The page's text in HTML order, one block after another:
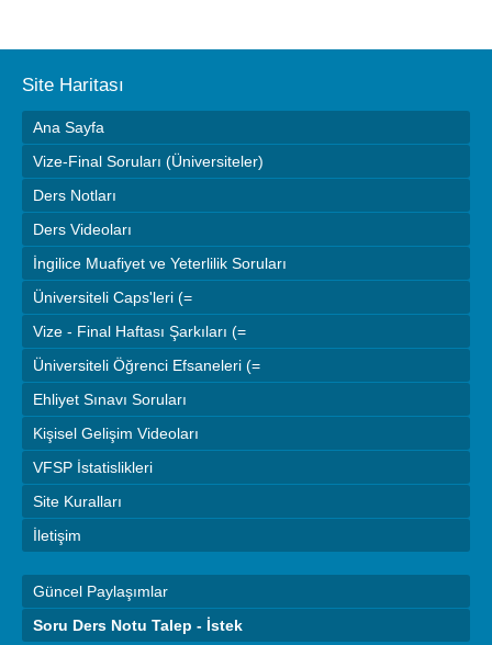
Site Haritası
Ana Sayfa
Vize-Final Soruları (Üniversiteler)
Ders Notları
Ders Videoları
İngilice Muafiyet ve Yeterlilik Soruları
Üniversiteli Caps'leri (=
Vize - Final Haftası Şarkıları (=
Üniversiteli Öğrenci Efsaneleri (=
Ehliyet Sınavı Soruları
Kişisel Gelişim Videoları
VFSP İstatislikleri
Site Kuralları
İletişim
Güncel Paylaşımlar
Soru Ders Notu Talep - İstek